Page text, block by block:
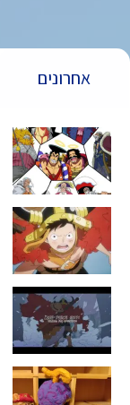
אחרונים